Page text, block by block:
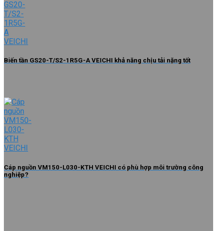
Biến tần GS20-T/S2-1R5G-A VEICHI khả năng chịu tải nặng tốt
Cáp nguồn VM150-L030-KTH VEICHI có phù hợp môi trường công
nghiệp?